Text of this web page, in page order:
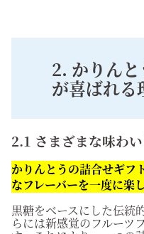
2. かりん
が喜ばれる
2.1 さまざまな味わ
かりんとうの詰合せギフ
なフレーバーを一度に楽
黒糖をベースにした伝統
らには新感覚のフルーツ